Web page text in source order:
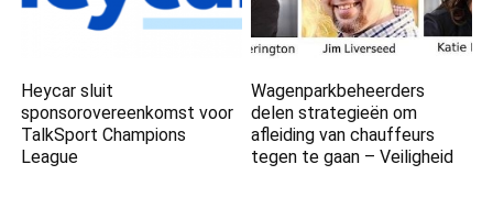
Heycar sluit
sponsorovereenkomst voor
TalkSport Champions
League
Wagenparkbeheerders
delen strategieën om
afleiding van chauffeurs
tegen te gaan – Veiligheid